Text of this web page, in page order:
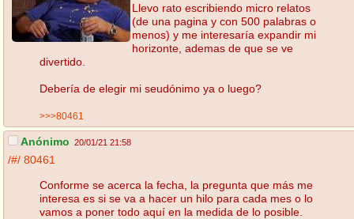
Llevo rato escribiendo micro relatos
(de una pagina y con 500 palabras o
menos) y me interesaría expandir mi
horizonte, ademas de que se ve
divertido.
Debería de elegir mi seudónimo ya o luego?
>>>80461
Anónimo 20/01/21 21:58
/#/ 80461
Conforme se acerca la fecha, la pregunta que más me
interesa es si se va a hacer un hilo para cada mes o lo
vamos a poner todo aquí en la medida de lo posible.